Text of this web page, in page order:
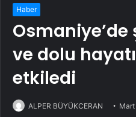
Haber
Osmaniye’de
ve dolu
etkiledi
ALPER BÜYÜKCERAN